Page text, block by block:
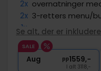
2x overnatninger
2x 3-retters menu/
1x massage
1x 1 flaske
1x kaffe to go
Se alt, der er
SALE
Aug pp1559,-
I alt 3118,-